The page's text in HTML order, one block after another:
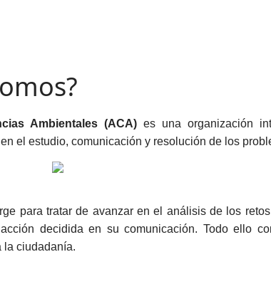
Ambientales (ACA) es una organización
el estudio, comunicación y resolución de los
para tratar de avanzar en el análisis de los
decidida en su comunicación. Todo ello
la ciudadanía.